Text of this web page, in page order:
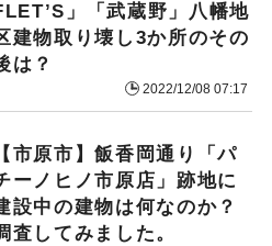
」「武蔵野」八幡地
建物取り壊し3か所のその
は？
2022/12/08 07:17
【市原市】飯香岡通り「パ
ーノヒノ市原店」跡地に
設中の建物は何なのか？
査してみました。